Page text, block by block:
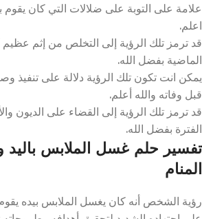
علامة على التوبة على ضلالات التي كان يقوم
اعلم.
قد ترمز تلك الرؤية إلى التخلص من إثم عظيم
الماضية بفضل الله.
يمكن انت تكون تلك الرؤية دلالة على تنفيذ
قبل وفاته والله أعلم.
قد ترمز تلك الرؤية إلى القضاء على الديون
الفترة بفضل الله.
تفسير حلم غسل الملابس
المنام
رؤية الشخص أنه كان يغسل الملابس بيده